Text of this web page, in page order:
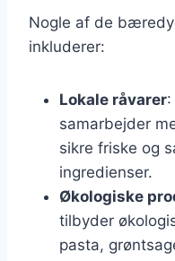
Nogle af de
inkluderer:
Lokale råvarer
samarbejder
sikre friske og
ingredienser.
Økologiske
tilbyder
pasta,